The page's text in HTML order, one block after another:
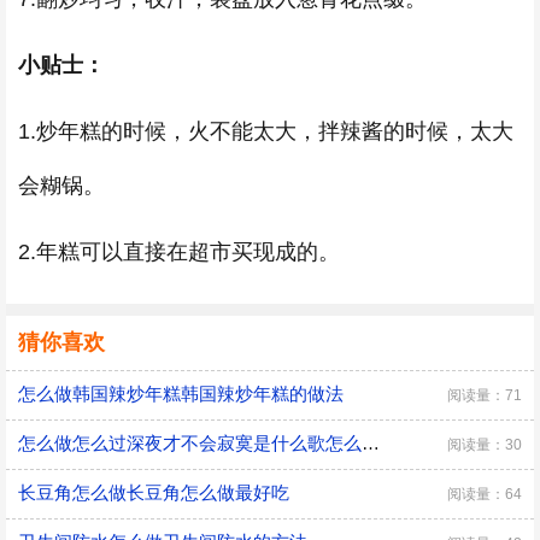
小贴士：
1.炒年糕的时候，火不能太大，拌辣酱的时候，太大
会糊锅。
2.年糕可以直接在超市买现成的。
猜你喜欢
怎么做韩国辣炒年糕韩国辣炒年糕的做法 阅读量：71
怎么做怎么过深夜才不会寂寞是什么歌怎么做怎么过深夜才不会寂寞是哪首歌 阅读量：30
长豆角怎么做长豆角怎么做最好吃 阅读量：64